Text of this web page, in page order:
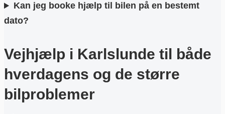
Kan jeg booke hjælp til bilen på en bestemt
dato?
Vejhjælp i Karlslunde til både
hverdagens og de større
bilproblemer